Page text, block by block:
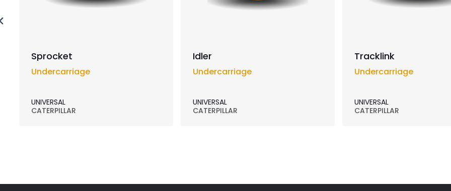
Sprocket
Undercarriage
UNIVERSAL
CATERPILLAR
Idler
Undercarriage
UNIVERSAL
CATERPILLAR
Tracklink
Undercarriage
UNIVERSAL
CATERPILLAR